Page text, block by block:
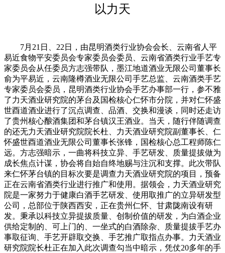
以力天
7月21日、22日，由昆明酒类行业协会会长、云南省人平
易近食物平安委员会专家委员会委员、云南省酒类行业手艺专
家委员会从任委员方志强带队，墨江地道酒业无限公司董事长
俞为平易近，云南隆樽酒业无限公司手艺总监、云南酒类手艺
专家委员会委员，昆明酒类行业协会手艺办事部一行，参不雅
了力天酒业研究院的茅台及国检核心仁怀市分院，并对仁怀盛
世酉道酒业进行了沉点调查、品酒、交换和漫谈，同时还走访
了贵州核心酿酒集团和茅台镇汉王酒业。当天，随行伴随调查
的还无力天酒业研究院院长杜、力天酒业研究院副董事长、仁
怀盛世酉道酒业无限公司董事长张锋，国检核心总工程师陈仁
远。方志强暗示，一曲将科技立异、手艺研发、质量提拔做为
成长焦点计谋，协会将自始自终地赐与注沉和支撑。此次带队
来仁怀茅台镇的目标次要是调查力天酒业研究院的项目，预备
正在云南省酒类行业进行推广和使用。据领会，力天酒业研究
院是一家努力于健康白酒手艺研发、使用取推广的立异研发型
公司，总部位于陕西西安，正在贵州仁怀、甘肃陇南设有研
发。秉承以科技立异提拔质量、创制价值的研发，为白酒企业
供给定制的、可上门的、一坐式的白酒除杂、质量提拔手艺办
事取征询、手艺开辟取交换、手艺推广取指点办事。力天酒业
研究院院长杜正在加入此次调查勾当中暗示，凭仗20多年的手